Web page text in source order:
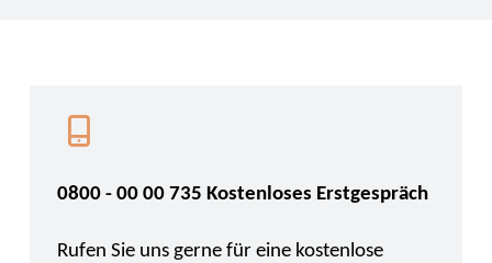
0800 - 00 00 735 Kostenloses Erstgespräch
Rufen Sie uns gerne für eine kostenlose